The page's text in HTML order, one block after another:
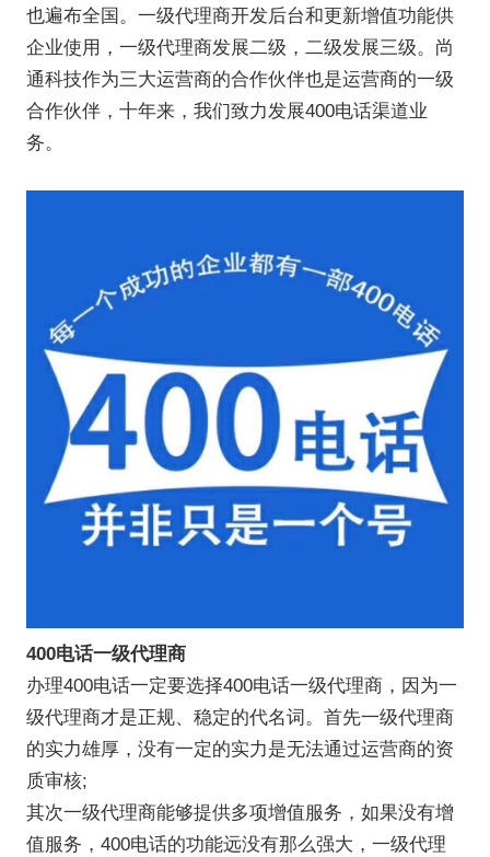
也遍布全国。一级代理商开发后台和更新增值功能供
企业使用，一级代理商发展二级，二级发展三级。尚
通科技作为三大运营商的合作伙伴也是运营商的一级
合作伙伴，十年来，我们致力发展400电话渠道业
务。
400电话一级代理商
办理400电话一定要选择400电话一级代理商，因为一
级代理商才是正规、稳定的代名词。首先一级代理商
的实力雄厚，没有一定的实力是无法通过运营商的资
质审核;
其次一级代理商能够提供多项增值服务，如果没有增
值服务，400电话的功能远没有那么强大，一级代理